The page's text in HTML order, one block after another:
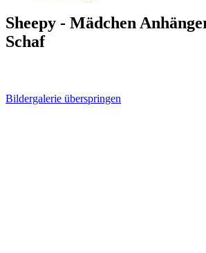
Sheepy - Mädchen
Schaf
Bildergalerie überspringen